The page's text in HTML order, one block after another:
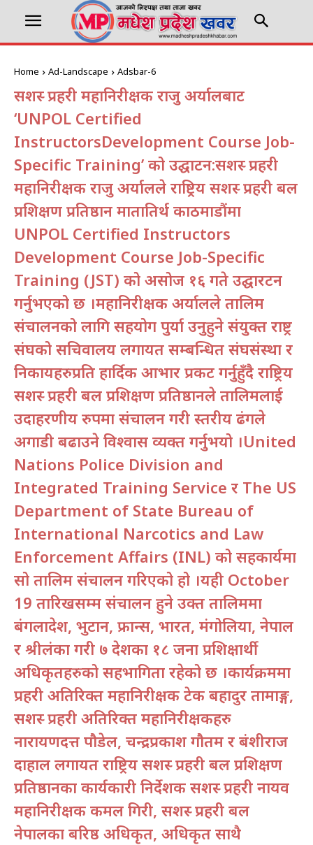
Home Ad-Landscape Adsbar-6
सशस्त्र प्रहरी महानिरीक्षक राजु अर्यालबाट
‘UNPOL Certified
InstructorsDevelopment Course Job-
Specific Training’ को उद्घाटन:सशस्त्र प्रहरी
महानिरीक्षक राजु अर्यालले राष्ट्रिय सशस्त्र प्रहरी बल
प्रशिक्षण प्रतिष्ठान मातातिर्थ काठमाडौंमा
UNPOL Certified Instructors
Development Course Job-Specific
Training (JST) को असोज १६ गते उद्घारटन
गर्नुभएको छ ।महानिरीक्षक अर्यालले तालिम
संचालनको लागि सहयोग पुर्या उनुहुने संयुक्त राष्ट्र
संघको सचिवालय लगायत सम्बन्धित संघसंस्था र
निकायहरुप्रति हार्दिक आभार प्रकट गर्नुहुँदै राष्ट्रिय
सशस्त्र प्रहरी बल प्रशिक्षण प्रतिष्ठानले तालिमलाई
उदाहरणीय रुपमा संचालन गरी स्तरीय ढंगले
अगाडी बढाउने विश्वास व्यक्त गर्नुभयो ।United
Nations Police Division and
Integrated Training Service र The US
Department of State Bureau of
International Narcotics and Law
Enforcement Affairs (INL) को सहकार्यमा
सो तालिम संचालन गरिएको हो ।यही October
19 तारिखसम्म संचालन हुने उक्त तालिममा
बंगलादेश, भुटान, फ्रान्स, भारत, मंगोलिया, नेपाल
र श्रीलंका गरी ७ देशका १८ जना प्रशिक्षार्थी
अधिकृतहरुको सहभागिता रहेको छ ।कार्यक्रममा
प्रहरी अतिरिक्त महानिरीक्षक टेक बहादुर तामाङ्ग,
सशस्त्र प्रहरी अतिरिक्त महानिरीक्षकहरु
नारायणदत्त पौडेल, चन्द्रप्रकाश गौतम र बंशीराज
दाहाल लगायत राष्ट्रिय सशस्त्र प्रहरी बल प्रशिक्षण
प्रतिष्ठानका कार्यकारी निर्देशक सशस्त्र प्रहरी नायव
महानिरीक्षक कमल गिरी, सशस्त्र प्रहरी बल
नेपालका बरिष्ठ अधिकृत, अधिकृत साथै